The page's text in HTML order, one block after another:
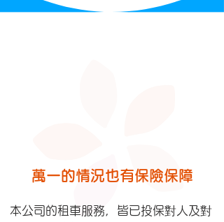
萬一的情況也有保險保障
本公司的租車服務，皆已投保對人及對